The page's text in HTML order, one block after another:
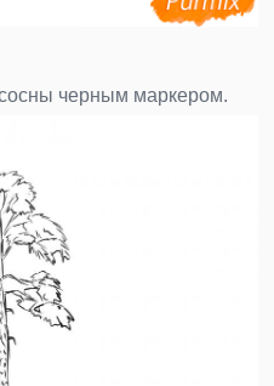
черным маркером.